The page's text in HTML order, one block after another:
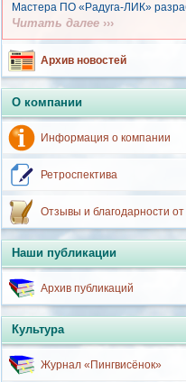
Мастера ПО «Радуга-ЛИК»
Читать далее ›››
Архив новостей
О компании
Информация о компании
Ретроспектива
Отзывы и благодарности
Наши публикации
Архив публикаций
Культура
Журнал «Пингвисёнок»